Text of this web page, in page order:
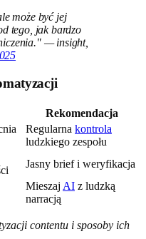
może być jej
tego, jak bardzo
— insight,
Rekomendacja
Regularna kontrola
ludzkiego zespołu
Jasny brief i weryfikacja
Mieszaj AI z ludzką
narracją
contentu i sposoby ich